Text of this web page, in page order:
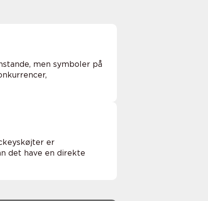
men symboler på
er
det have en direkte